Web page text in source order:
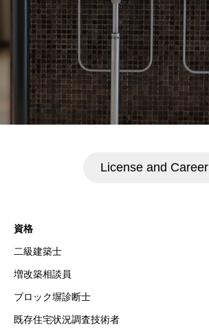
License and Career
資格
二級建築士
増改築相談員
ブロック塀診断士
既存住宅状況調査技術者